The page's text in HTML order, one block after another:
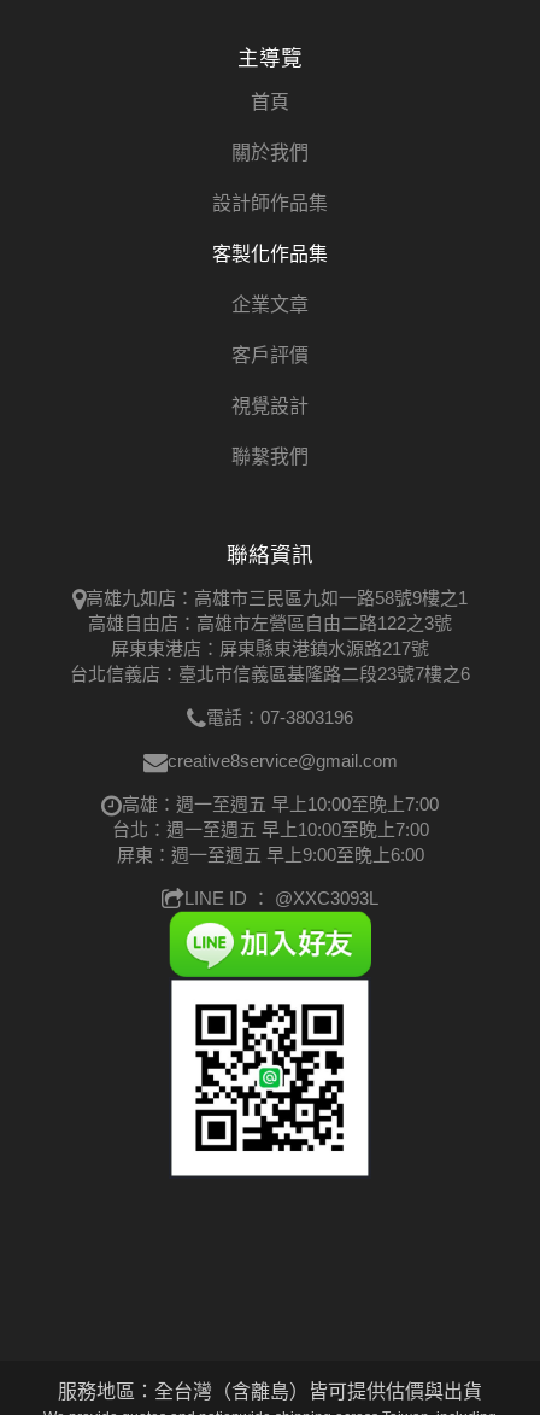
主導覽
首頁
關於我們
設計師作品集
客製化作品集
企業文章
客戶評價
視覺設計
聯繫我們
聯絡資訊
高雄九如店：高雄市三民區九如一路58號9樓之1
高雄自由店：高雄市左營區自由二路122之3號
屏東東港店：屏東縣東港鎮水源路217號
台北信義店：臺北市信義區基隆路二段23號7樓之6
電話：07-3803196
creative8service@gmail.com
高雄：週一至週五 早上10:00至晚上7:00
台北：週一至週五 早上10:00至晚上7:00
屏東：週一至週五 早上9:00至晚上6:00
LINE ID ： @XXC3093L
服務地區：全台灣（含離島）皆可提供估價與出貨